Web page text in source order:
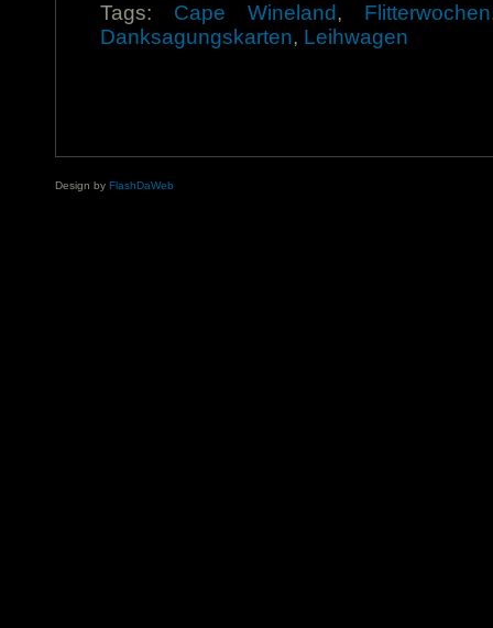
Tags: Cape Wineland, Flitterwochen
Danksagungskarten, Leihwagen
Design by FlashDaWeb